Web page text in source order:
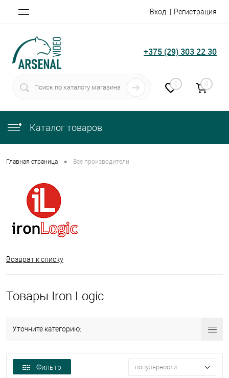
Вход Регистрация
+375 (29) 303 22 30
0 0
Каталог товаров
Главная страница • Все производители
Возврат к списку
Товары Iron Logic
Уточните категорию:
Фильтр популярности